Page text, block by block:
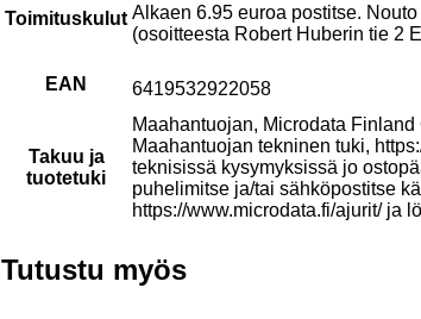
Toimituskulut Alkaen 6.95 euroa postitse.
(osoitteesta Robert Huberin tie 2
EAN 6419532922058
Takuu ja
tuotetuki
Maahantuojan, Microdata
Maahantuojan tekninen tuki,
teknisissä kysymyksissä jo
puhelimitse ja/tai sähköpostitse
https://www.microdata.fi/ajurit/ ja
Tutustu myös